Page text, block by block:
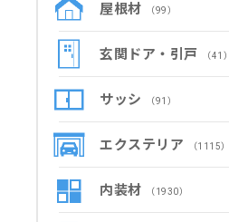
屋根材 （99）
玄関ドア・引戸 （41）
サッシ （91）
エクステリア （1115）
内装材 （1930）